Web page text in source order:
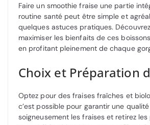
Faire un smoothie fraise une partie
routine santé peut être simple et
quelques astuces pratiques.
maximiser les bienfaits de ces
en profitant pleinement de chaque
Choix et Préparation
Optez pour des fraises fraîches et
c’est possible pour garantir une
soigneusement les fraises et retirez